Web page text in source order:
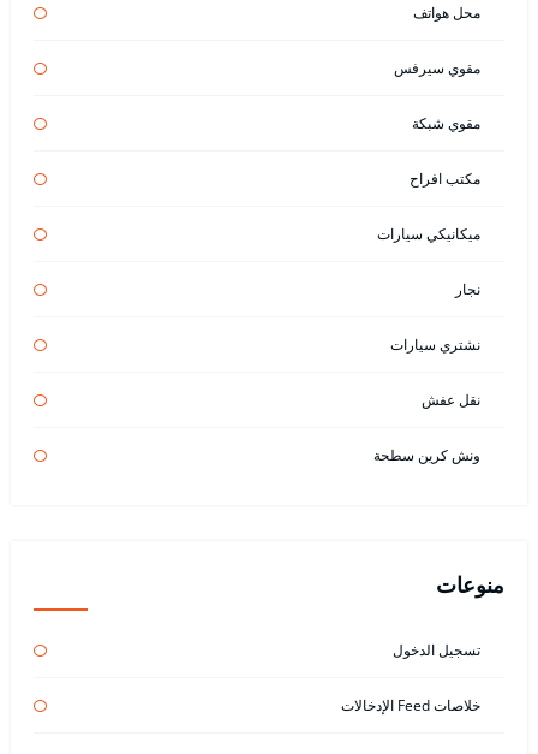
محل هواتف
مقوي سيرفس
مقوي شبكة
مكتب افراح
ميكانيكي سيارات
نجار
نشتري سيارات
نقل عفش
ونش كرين سطحة
منوعات
تسجيل الدخول
خلاصات Feed الإدخالات